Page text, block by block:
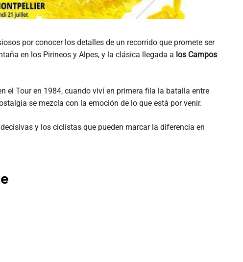
por conocer los detalles de un recorrido que promete ser
en los Pirineos y Alpes, y la clásica llegada a los Campos
el Tour en 1984, cuando viví en primera fila la batalla entre
se mezcla con la emoción de lo que está por venir.
y los ciclistas que pueden marcar la diferencia en